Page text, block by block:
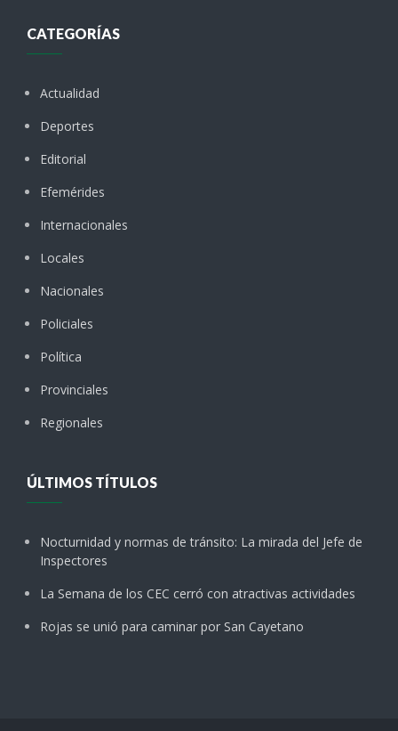
CATEGORÍAS
Actualidad
Deportes
Editorial
Efemérides
Internacionales
Locales
Nacionales
Policiales
Política
Provinciales
Regionales
ÚLTIMOS TÍTULOS
Nocturnidad y normas de tránsito: La mirada del Jefe de
Inspectores
La Semana de los CEC cerró con atractivas actividades
Rojas se unió para caminar por San Cayetano